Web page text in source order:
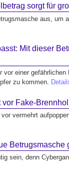
sorgt für
aus, um
Mit dieser
einer
zu kommen.
Fake-
vermehrt
Betrugsmasche
sein, denn